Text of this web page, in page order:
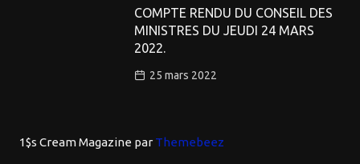
COMPTE RENDU DU CONSEIL DES
MINISTRES DU JEUDI 24 MARS
2022.
25 mars 2022
1$s Cream Magazine par Themebeez